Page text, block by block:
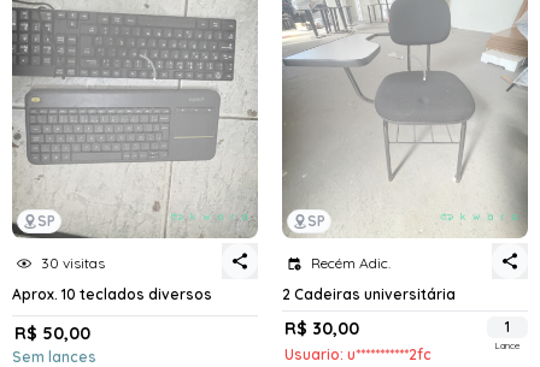
SP
30 visitas
Aprox. 10 teclados diversos
R$ 50,00
Sem lances
SP
Recém Adic.
2 Cadeiras universitária
R$ 30,00
Usuario: u***********2fc
1
Lance